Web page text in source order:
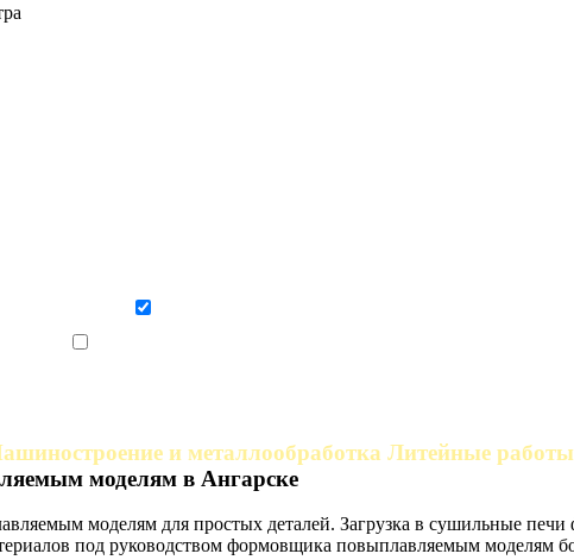
и металлообработка Литейные работы
моделям в Ангарске
моделям для простых деталей. Загрузка в сушильные
под руководством формовщика повыплавляемым моделям